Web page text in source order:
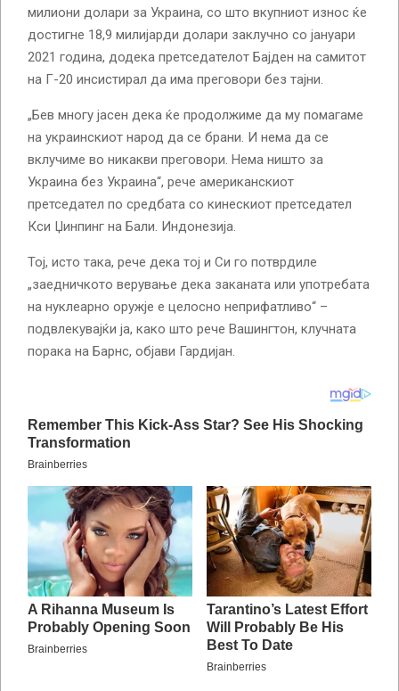
милиони долари за Украина, со што вкупниот износ ќе
достигне 18,9 милијарди долари заклучно со јануари
2021 година, додека претседателот Бајден на самитот
на Г-20 инсистирал да има преговори без тајни.
„Бев многу јасен дека ќе продолжиме да му помагаме
на украинскиот народ да се брани. И нема да се
вклучиме во никакви преговори. Нема ништо за
Украина без Украина“, рече американскиот
претседател по средбата со кинескиот претседател
Кси Џинпинг на Бали. Индонезија.
Тој, исто така, рече дека тој и Си го потврдиле
„заедничкото верување дека заканата или употребата
на нуклеарно оружје е целосно неприфатливо“ –
подвлекувајќи ја, како што рече Вашингтон, клучната
порака на Барнс, објави Гардијан.